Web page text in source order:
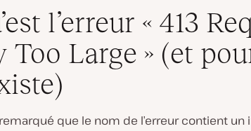
l’erreur « 413
Too Large » (et
que le nom de l’erreur contient un